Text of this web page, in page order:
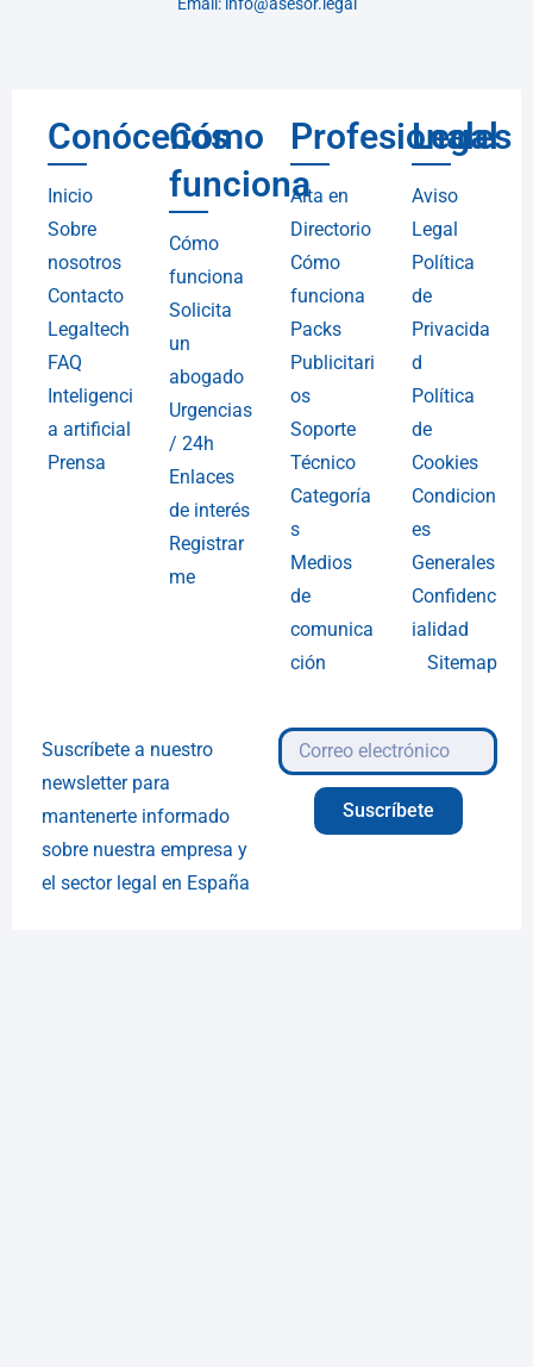
Email: info@asesor.legal
Conócenos
Inicio
Sobre
nosotros
Contacto
Legaltech
FAQ
Inteligenci
a artificial
Prensa
Cómo
funciona
Cómo
funciona
Solicita
un
abogado
Urgencias
/ 24h
Enlaces
de interés
Registrar
me
Profesionales
Alta en
Directorio
Cómo
funciona
Packs
Publicitari
os
Soporte
Técnico
Categoría
s
Medios
de
comunica
ción
Legal
Aviso
Legal
Política
de
Privacida
d
Política
de
Cookies
Condicion
es
Generales
Confidenc
ialidad
Sitemap
Suscríbete a nuestro
newsletter para
mantenerte informado
sobre nuestra empresa y
el sector legal en España
Suscríbete